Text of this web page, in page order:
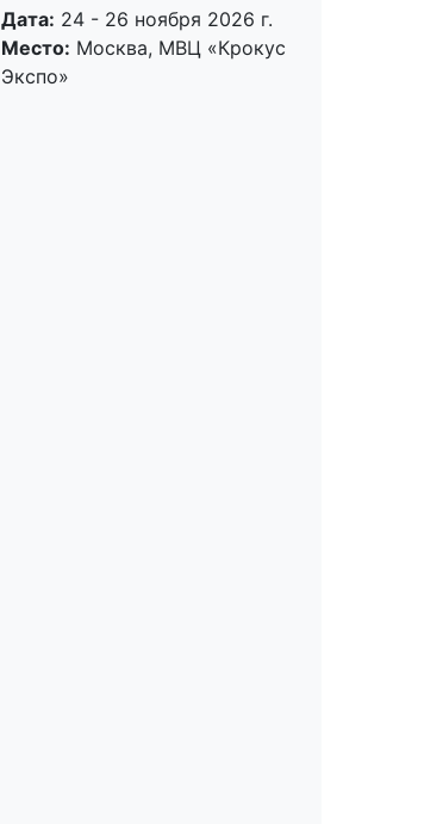
Дата: 24 - 26 ноября 2026 г.
Место: Москва, МВЦ «Крокус
Экспо»